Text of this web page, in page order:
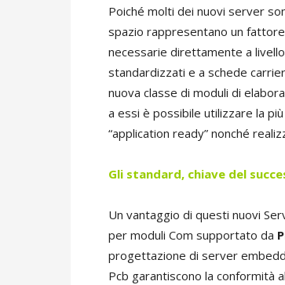
Poiché molti dei nuovi server
spazio rappresentano un
necessarie direttamente a
standardizzati e a schede
nuova classe di moduli di
a essi è possibile utilizzare la
“application ready” nonché
Gli standard, chiave del
Un vantaggio di questi nuovi
per moduli Com supportato da
progettazione di server
Pcb garantiscono la conformità